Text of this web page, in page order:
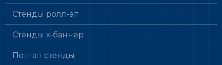
Стенды ролл-ап
Стенды х-баннер
Поп-ап стенды